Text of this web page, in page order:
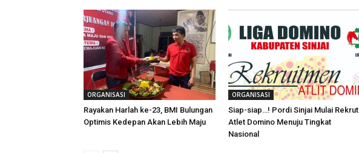
ORGANISASI
Rayakan Harlah ke-23, BMI Bulungan
Optimis Kedepan Akan Lebih Maju
ORGANISASI
Siap-siap…! Pordi Sinjai Mulai Rekrut
Atlet Domino Menuju Tingkat
Nasional